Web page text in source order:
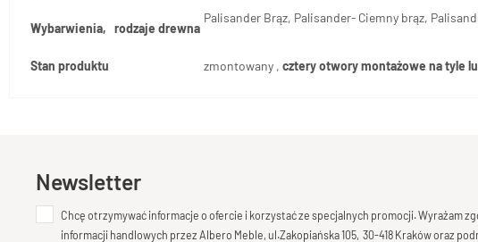
Wybarwienia, rodzaje drewna
Palisander Brąz, Palisander- Ciemny brąz,
Stan produktu zmontowany , cztery otwory montażowe na tyle
Newsletter
Chcę otrzymywać informacje o ofercie i korzystać ze specjalnych promocji. Wyrażam
informacji handlowych przez Albero Meble, ul.Zakopiańska 105, 30-418 Kraków oraz